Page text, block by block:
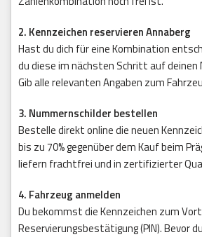
2. Kennzeichen reservieren Annaberg
Hast du dich für eine Kombination
du diese im nächsten Schritt auf deinen
Gib alle relevanten Angaben zum
3. Nummernschilder bestellen
Bestelle direkt online die neuen
bis zu 70% gegenüber dem Kauf beim
liefern frachtfrei und in zertifizierter
4. Fahrzeug anmelden
Du bekommst die Kennzeichen zum
Reservierungsbestätigung (PIN). Bevor